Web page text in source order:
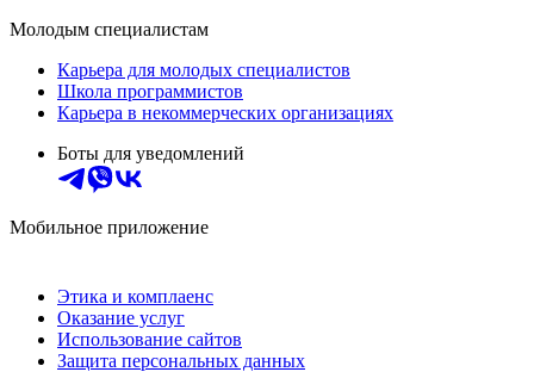
Молодым специалистам
Карьера для молодых специалистов
Школа программистов
Карьера в некоммерческих организациях
Боты для уведомлений
Мобильное приложение
Этика и комплаенс
Оказание услуг
Использование сайтов
Защита персональных данных